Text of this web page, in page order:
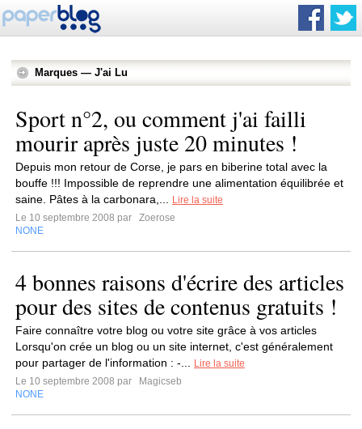
Marques — J'ai Lu
Sport n°2, ou comment j'ai failli
mourir après juste 20 minutes !
Depuis mon retour de Corse, je pars en biberine total avec la
bouffe !!! Impossible de reprendre une alimentation équilibrée et
saine. Pâtes à la carbonara,...
Lire la suite
Le 10 septembre 2008 par
Zoerose
NONE
4 bonnes raisons d'écrire des articles
pour des sites de contenus gratuits !
Faire connaître votre blog ou votre site grâce à vos articles
Lorsqu'on crée un blog ou un site internet, c'est généralement
pour partager de l'information : -...
Lire la suite
Le 10 septembre 2008 par
Magicseb
NONE